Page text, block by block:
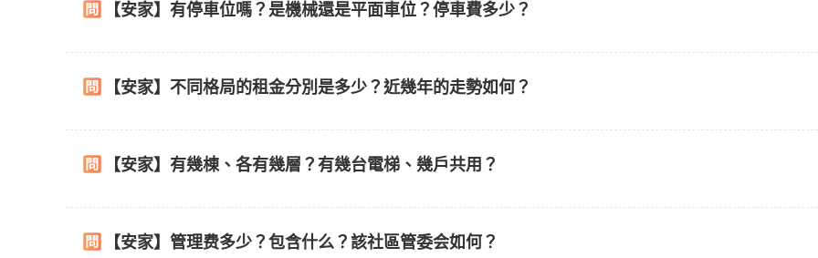
【安家】有停車位嗎？是機械還是平面車位？停車費多少？
【安家】不同格局的租金分別是多少？近幾年的走勢如何？
【安家】有幾棟、各有幾層？有幾台電梯、幾戶共用？
【安家】管理费多少？包含什么？該社區管委会如何？